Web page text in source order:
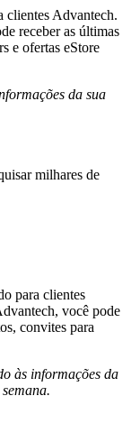
clientes Advantech.
receber as últimas
e ofertas eStore
da sua
milhares de
para clientes
você pode
convites para
às informações da